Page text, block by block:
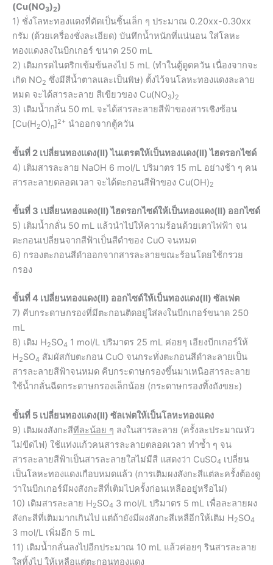
(Cu(NO3)2)
1) ชั่งโลหะทองแดงที่ตัดเป็นชิ้นเล็ก ๆ ประมาณ 0.20xx-0.30xx
กรัม (ด้วยเครื่องชั่งละเอียด) บันทึกน้ำหนักที่แน่นอน ใส่โลหะ
ทองแดงลงในบีกเกอร์ ขนาด 250 mL
2) เติมกรดไนตริกเข้มข้นลงไป 5 mL (ทำในตู้ดูดควัน เนื่องจากจะ
เกิด NO2 ซึ่งมีสีน้ำตาลและเป็นพิษ) ตั้งไว้จนโลหะทองแดงละลาย
หมด จะได้สารละลาย สีเขียวของ Cu(NO3)2
3) เติมน้ำกลั่น 50 mL จะได้สารละลายสีฟ้าของสารเชิงซ้อน
[Cu(H2O)n] 2+ นำออกจากตู้ควัน
ขั้นที่ 2 เปลี่ยนทองแดง(II) ไนเตรตให้เป็นทองแดง(II) ไฮดรอกไซด์
4) เติมสารละลาย NaOH 6 mol/L ปริมาตร 15 mL อย่างช้า ๆ คน
สารละลายตลอดเวลา จะได้ตะกอนสีฟ้าของ Cu(OH)2
ขั้นที่ 3 เปลี่ยนทองแดง(II) ไฮดรอกไซด์ให้เป็นทองแดง(II) ออกไซด์
5) เติมน้ำกลั่น 50 mL แล้วนำไปให้ความร้อนด้วยเตาไฟฟ้า จน
ตะกอนเปลี่ยนจากสีฟ้าเป็นสีดำของ CuO จนหมด
6) กรองตะกอนสีดำออกจากสารละลายขณะร้อนโดยใช้กรวย
กรอง
ขั้นที่ 4 เปลี่ยนทองแดง(II) ออกไซด์ให้เป็นทองแดง(II) ซัลเฟต
7) คีบกระดาษกรองที่มีตะกอนติดอยู่ใส่ลงในบีกเกอร์ขนาด 250
mL
8) เติม H2SO4 1 mol/L ปริมาตร 25 mL ค่อยๆ เอียงบีกเกอร์ให้
H2SO4 สัมผัสกับตะกอน CuO จนกระทั่งตะกอนสีดำละลายเป็น
สารละลายสีฟ้าจนหมด คีบกระดาษกรองขึ้นมาเหนือสารละลาย
ใช้น้ำกลั่นฉีดกระดาษกรองเล็กน้อย (กระดาษกรองทิ้งถังขยะ)
ขั้นที่ 5 เปลี่ยนทองแดง(II) ซัลเฟตให้เป็นโลหะทองแดง
9) เติมผงสังกะสีทีละน้อย ๆ ลงในสารละลาย (ครั้งละประมาณหัว
ไม่ขีดไฟ) ใช้แท่งแก้วคนสารละลายตลอดเวลา ทำซ้ำ ๆ จน
สารละลายสีฟ้าเป็นสารละลายใสไม่มีสี แสดงว่า CuSO4 เปลี่ยน
เป็นโลหะทองแดงเกือบหมดแล้ว (การเติมผงสังกะสีแต่ละครั้งต้องดู
ว่าในบีกเกอร์มีผงสังกะสีที่เติมไปครั้งก่อนเหลืออยู่หรือไม่)
10) เติมสารละลาย H2SO4 3 mol/L ปริมาตร 5 mL เพื่อละลายผง
สังกะสีที่เติมมากเกินไป แต่ถ้ายังมีผงสังกะสีเหลือีกให้เติม H2SO4
3 mol/L เพิ่มอีก 5 mL
11) เติมน้ำกลั่นลงไปอีกประมาณ 10 mL แล้วค่อยๆ รินสารละลาย
ใสทิ้งไป ให้เหลือแต่ตะกอนทองแดง